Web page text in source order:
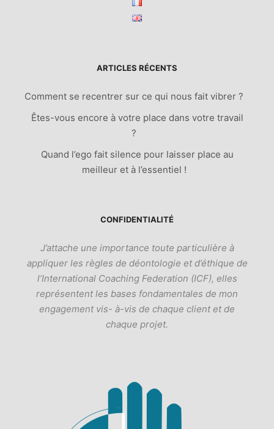
ARTICLES RÉCENTS
Comment se recentrer sur ce qui nous fait vibrer ?
Êtes-vous encore à votre place dans votre travail
?
Quand l’ego fait silence pour laisser place au
meilleur et à l’essentiel !
CONFIDENTIALITÉ
J’attache une importance toute particulière à
appliquer les règles de déontologie et d’éthique de
l’International Coaching Federation (ICF), elles
représentent les bases fondamentales de mon
engagement vis- à-vis de chaque client et de
chaque projet.